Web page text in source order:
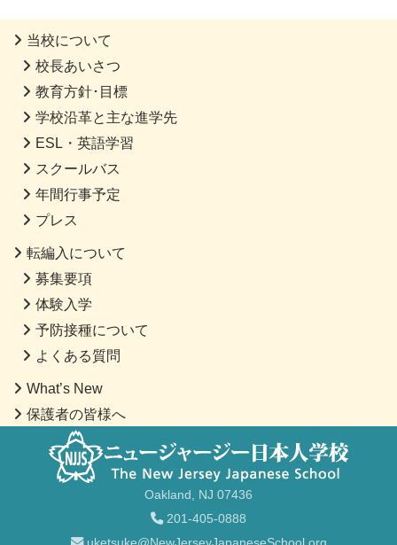
当校について
校長あいさつ
教育方針･目標
学校沿革と主な進学先
ESL・英語学習
スクールバス
年間行事予定
プレス
転編入について
募集要項
体験入学
予防接種について
よくある質問
What’s New
保護者の皆様へ
Oakland, NJ 07436
201-405-0888